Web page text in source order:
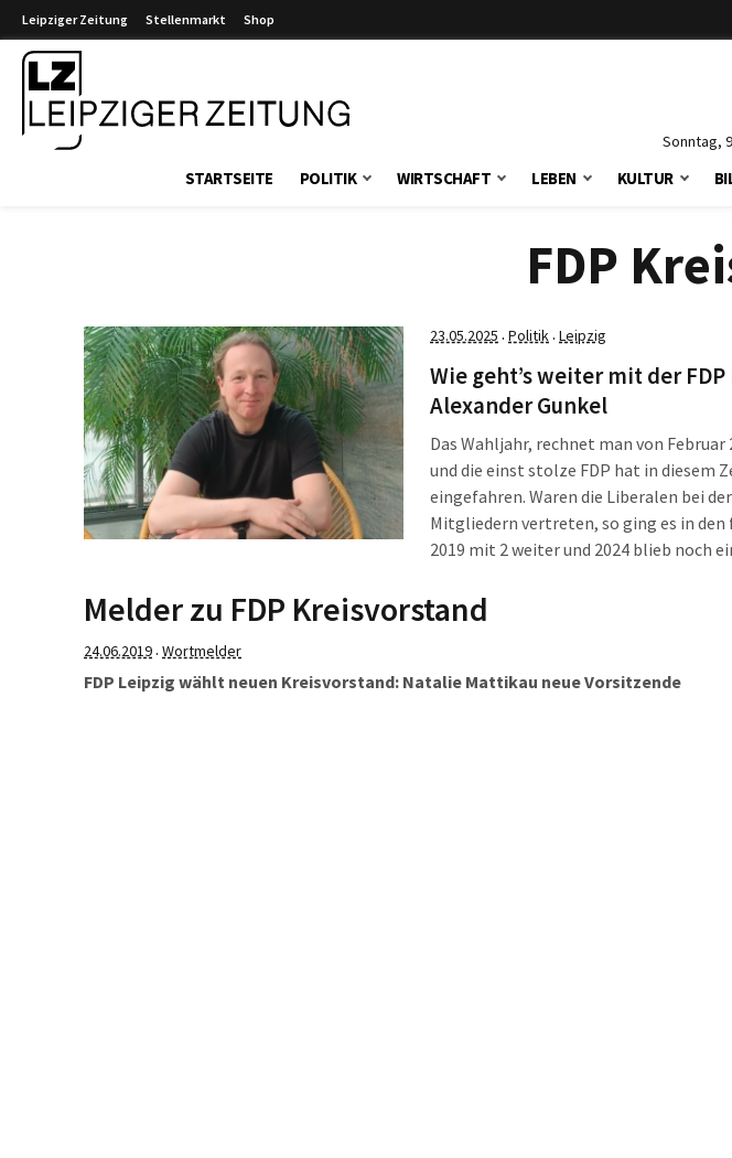
Leipziger Zeitung Stellenmarkt Shop
Sonntag,
STARTSEITE POLITIK WIRTSCHAFT LEBEN KULTUR
FDP
23.05.2025 · Politik· Leipzig
Wie geht’s weiter mit der
Alexander Gunkel
Das Wahljahr, rechnet man von
und die einst stolze FDP hat in diesem
eingefahren. Waren die Liberalen bei
Mitgliedern vertreten, so ging es in den
2019 mit 2 weiter und 2024 blieb noch
Melder zu FDP Kreisvorstand
24.06.2019· Wortmelder
FDP Leipzig wählt neuen Kreisvorstand: Natalie Mattikau neue Vorsitzende